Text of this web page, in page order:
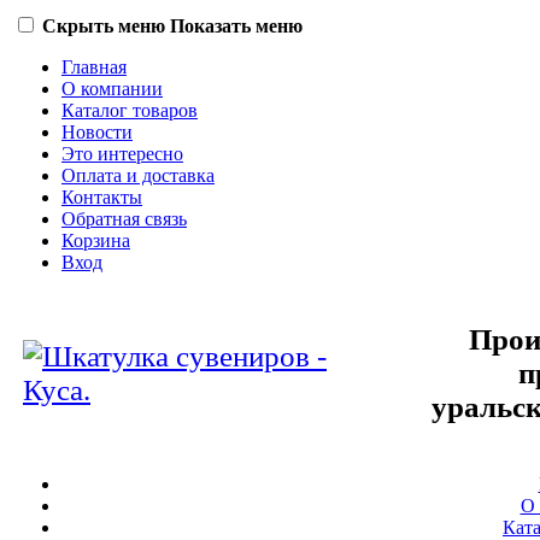
Скрыть меню Показать меню
Главная
О компании
Каталог товаров
Новости
Это интересно
Оплата и доставка
Контакты
Обратная связь
Корзина
Вход
О